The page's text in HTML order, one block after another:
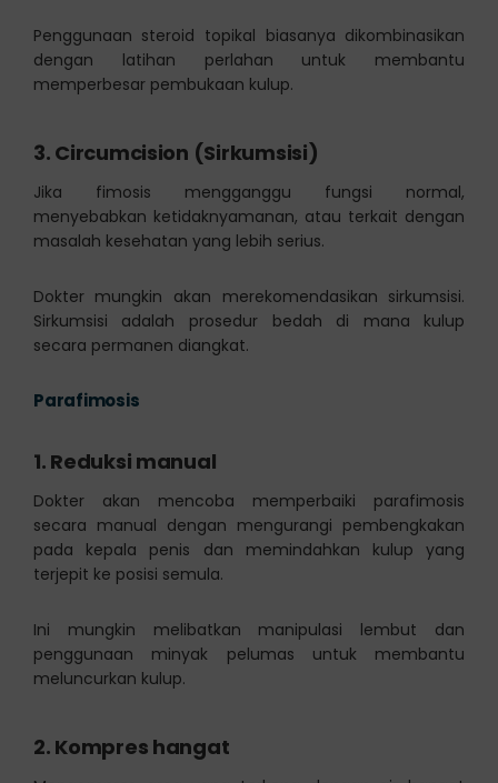
Penggunaan steroid topikal biasanya dikombinasikan
dengan latihan perlahan untuk membantu
memperbesar pembukaan kulup.
3. Circumcision (Sirkumsisi)
Jika fimosis mengganggu fungsi normal,
menyebabkan ketidaknyamanan, atau terkait dengan
masalah kesehatan yang lebih serius.
Dokter mungkin akan merekomendasikan sirkumsisi.
Sirkumsisi adalah prosedur bedah di mana kulup
secara permanen diangkat.
Parafimosis
1. Reduksi manual
Dokter akan mencoba memperbaiki parafimosis
secara manual dengan mengurangi pembengkakan
pada kepala penis dan memindahkan kulup yang
terjepit ke posisi semula.
Ini mungkin melibatkan manipulasi lembut dan
penggunaan minyak pelumas untuk membantu
meluncurkan kulup.
2. Kompres hangat